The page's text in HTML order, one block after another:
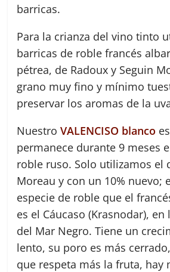
barricas.
Para la crianza del vino tinto
barricas de roble francés
pétrea, de Radoux y Seguin
grano muy fino y mínimo
preservar los aromas de la
NuestroVALENCISO blanco
permanece durante 9 meses
roble ruso. Solo utilizamos el
Moreau y con un 10% nuevo;
especie de roble que el
es el Cáucaso (Krasnodar),
del Mar Negro. Tiene un
lento, su poro es más
que respeta más la fruta, hay